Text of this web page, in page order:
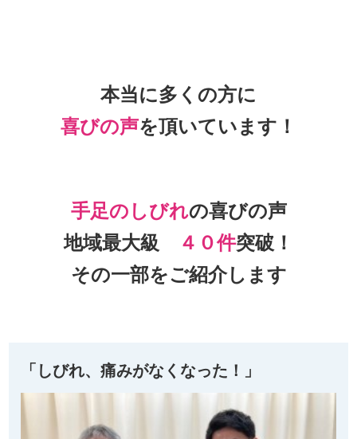
本当に多くの方に
喜びの声を頂いています！
手足のしびれの喜びの声
地域最大級
４０件突破！
その一部をご紹介します
「しびれ、痛みがなくなった！」